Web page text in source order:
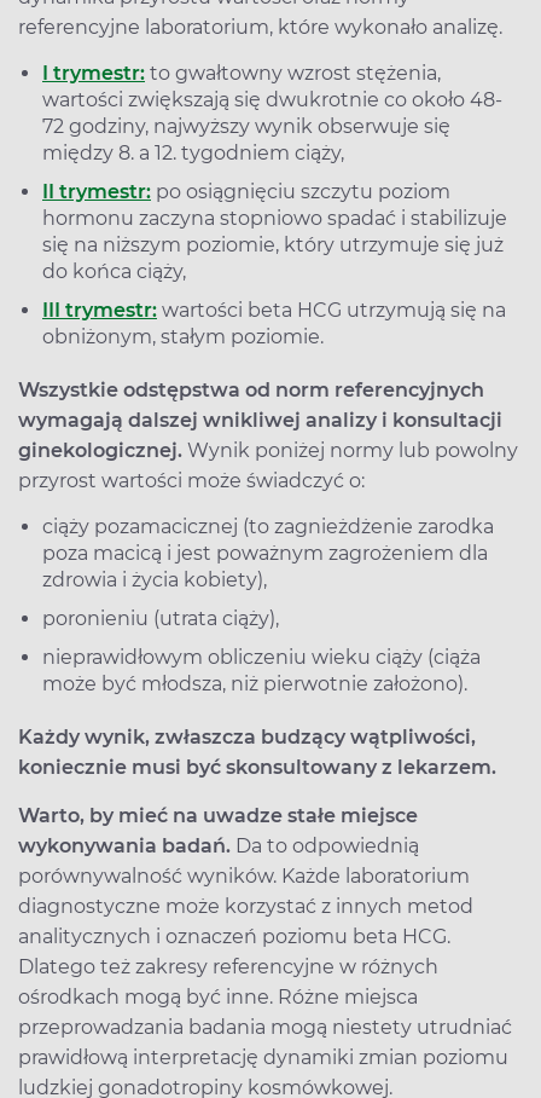
referencyjne laboratorium, które wykonało analizę.
I trymestr: to gwałtowny wzrost stężenia,
wartości zwiększają się dwukrotnie co około 48-
72 godziny, najwyższy wynik obserwuje się
między 8. a 12. tygodniem ciąży,
II trymestr: po osiągnięciu szczytu poziom
hormonu zaczyna stopniowo spadać i stabilizuje
się na niższym poziomie, który utrzymuje się już
do końca ciąży,
III trymestr: wartości beta HCG utrzymują się na
obniżonym, stałym poziomie.
Wszystkie odstępstwa od norm referencyjnych
wymagają dalszej wnikliwej analizy i konsultacji
ginekologicznej. Wynik poniżej normy lub powolny
przyrost wartości może świadczyć o:
ciąży pozamacicznej (to zagnieżdżenie zarodka
poza macicą i jest poważnym zagrożeniem dla
zdrowia i życia kobiety),
poronieniu (utrata ciąży),
nieprawidłowym obliczeniu wieku ciąży (ciąża
może być młodsza, niż pierwotnie założono).
Każdy wynik, zwłaszcza budzący wątpliwości,
koniecznie musi być skonsultowany z lekarzem.
Warto, by mieć na uwadze stałe miejsce
wykonywania badań. Da to odpowiednią
porównywalność wyników. Każde laboratorium
diagnostyczne może korzystać z innych metod
analitycznych i oznaczeń poziomu beta HCG.
Dlatego też zakresy referencyjne w różnych
ośrodkach mogą być inne. Różne miejsca
przeprowadzania badania mogą niestety utrudniać
prawidłową interpretację dynamiki zmian poziomu
ludzkiej gonadotropiny kosmówkowej.